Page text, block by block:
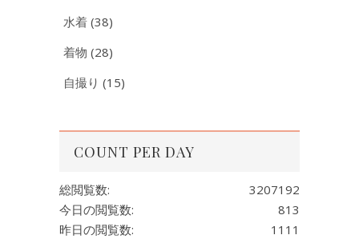
水着 (38)
着物 (28)
自撮り (15)
COUNT PER DAY
3207192
総閲覧数:
813
今日の閲覧数:
1111
昨日の閲覧数: